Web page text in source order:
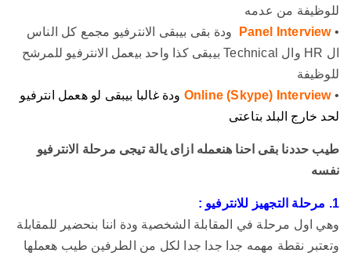
للوظيفة من عدمه
•
Panel Interview
ودة بقى بيبقى الانترفيو مجمع كل الناس
ال HR وال Technical بيبقى كذا واحد بيعمل الانترفيو للمرشح
للوظيفة
•
Online (Skype) Interview ودة غالبا بيبقى لو هعمل انترفيو
لحد خارج البلد بتاعتى
طيب حددنا بقى احنا هنعمله ازاى يالة تيجى مرحلة الانترفيو
نفسه
1. مرحلة التجهيز للانترفيو :
وهي اول مرحلة في المقابلة الشخصية ودة اننا بنحضير للمقابلة
وتعتبر نقطة مهمه جدا جدا جدا لكل من الطرفين طيب هعملها